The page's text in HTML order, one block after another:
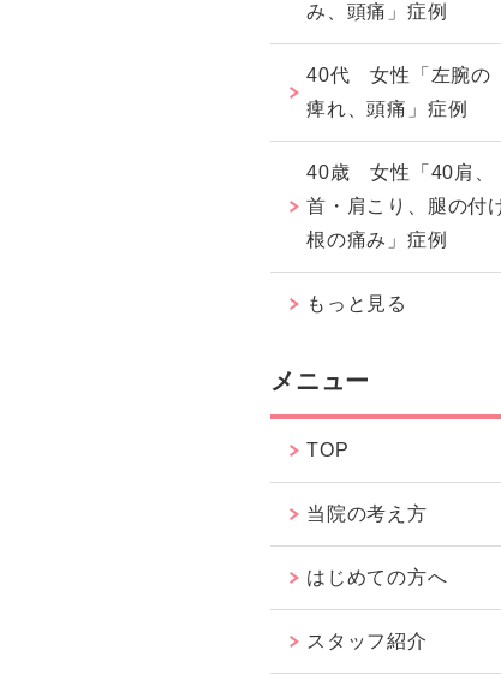
み、頭痛」症例
40代 女性「左腕の
痺れ、頭痛」症例
40歳 女性「40肩、
首・肩こり、腿の付
根の痛み」症例
もっと見る
メニュー
TOP
当院の考え方
はじめての方へ
スタッフ紹介